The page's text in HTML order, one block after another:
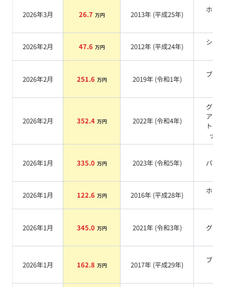
2026年3月 26.7 万円 2013年 (平成25年)
ホワ
2026年2月 47.6 万円 2012年 (平成24年)
シル
2026年2月 251.6 万円 2019年 (令和1年)
ブラ
2026年2月 352.4 万円 2022年 (令和4年)
グレ
アホ
トメ
ック
2026年1月 335.0 万円 2023年 (令和5年) パール
2026年1月 122.6 万円 2016年 (平成28年)
ホワ
2026年1月 345.0 万円 2021年 (令和3年) グレー
2026年1月 162.8 万円 2017年 (平成29年)
ブラ